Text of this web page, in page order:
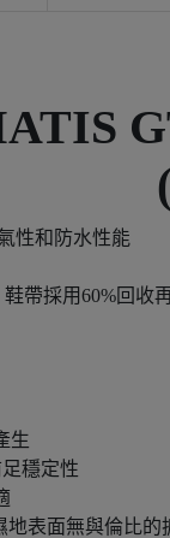
性和防水性能
帶採用60%回收
生
穩定性
地表面無與倫比的